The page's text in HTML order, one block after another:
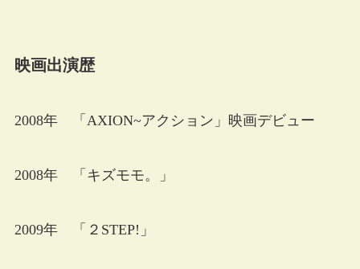
映画出演歴
2008年 「AXION~アクション」映画デビュー
2008年 「キズモモ。」
2009年 「２STEP!」